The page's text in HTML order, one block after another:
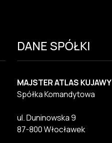
DANE SPÓŁKI
MAJSTER ATLAS KUJAWY
Spółka Komandytowa
ul. Duninowska 9
87-800 Włocławek